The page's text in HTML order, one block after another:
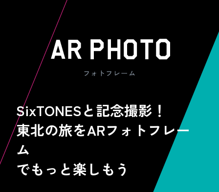
フォトフレーム
SixTONESと記念撮影！
東北の旅をARフォトフレー
ム
でもっと楽しもう